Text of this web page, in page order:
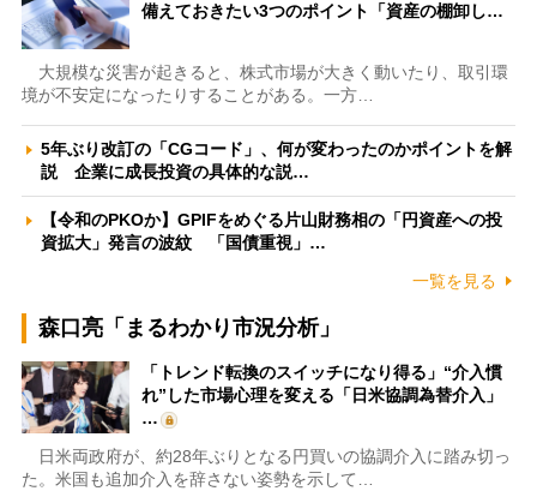
備えておきたい3つのポイント「資産の棚卸し…
大規模な災害が起きると、株式市場が大きく動いたり、取引環
境が不安定になったりすることがある。一方…
5年ぶり改訂の「CGコード」、何が変わったのかポイントを解
説 企業に成長投資の具体的な説…
【令和のPKOか】GPIFをめぐる片山財務相の「円資産への投
資拡大」発言の波紋 「国債重視」…
一覧を見る
森口亮「まるわかり市況分析」
「トレンド転換のスイッチになり得る」“介入慣
れ”した市場心理を変える「日米協調為替介入」
…
日米両政府が、約28年ぶりとなる円買いの協調介入に踏み切っ
た。米国も追加介入を辞さない姿勢を示して…